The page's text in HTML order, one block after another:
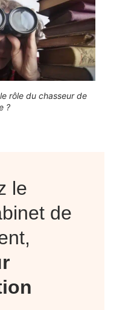
rôle du chasseur de
?
le
de